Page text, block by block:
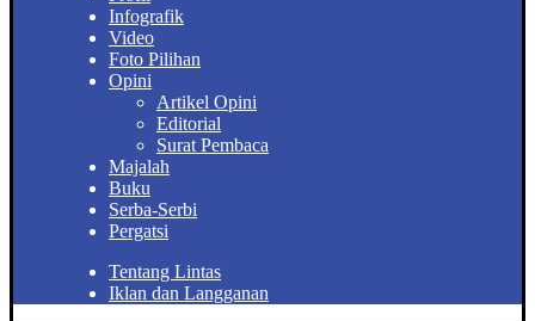
Infografik
Video
Foto Pilihan
Opini
Artikel Opini
Editorial
Surat Pembaca
Majalah
Buku
Serba-Serbi
Pergatsi
Tentang Lintas
Iklan dan Langganan